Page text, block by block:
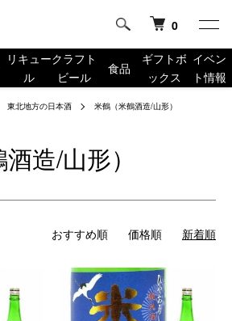
0
リキュー
ル
クラフト
ビール
食品
ギフトボ
ックス
イベン
ト情報
東北地方の日本酒 米鶴（米鶴酒造/山形）
造/山形）
おすすめ順 価格順 新着順